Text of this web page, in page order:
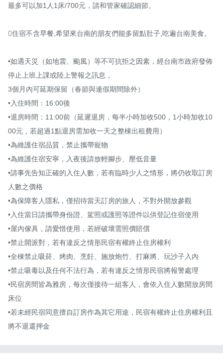
最多可以加1人1床/700元，請和管家確認細節。
住宿不含早餐,希望來台南的朋友們能多留點肚子,吃遍台南美食。
•如遇天災（如地震、颱風）等不可抗拒之因素，經台南市政府發佈
停止上班上課或陸上警報之訊息，
3個月內可延期保留（春節與連假期間除外）
•入住時間：16:00後
•退房時間：11:00前（延遲退房，每半小時加收500，1小時加收10
00元，若超過1點退房需加收一天之整棟出租費用）
•為維護住宿品質，禁止攜帶寵物
•為維護住宿安寧，入夜後請放輕腳步、壓低音量
•請事先告知正確的入住人數，若有臨時少人之情形，將仍收取訂房
人數之價格
•為保障客人隱私，僅招待當天訂房的旅人，不對外開放參觀
•入住當日請攜帶身份證、駕照或護照等證件以供登記住宿使用
•屋內傢具，請愛惜使用，若經破壞需照價賠償
•禁止開派對，若有違反之情形民宿有權終止住房權利
•全棟禁止吸菸、烤肉、烹飪、施放炮竹、打麻將、玩沙子入內
•禁止吸毒以及任何不法行為，若有違反之情形民宿將報警處理
•民宿房間皆為雅房，每次僅接待一組客人，會依入住人數開放房間
床位
•若未經民宿同意擅自訂房作為其它用途，民宿有權終止住房權利且
將不退還押金